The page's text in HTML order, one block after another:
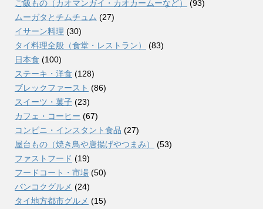
ご飯もの（カオマンガイ・カオカームーなど）
(93)
ムーガタとチムチュム (27)
イサーン料理 (30)
タイ料理全般（食堂・レストラン）
(83)
日本食 (100)
ステーキ・洋食 (128)
ブレックファースト (86)
スイーツ・菓子 (23)
カフェ・コーヒー (67)
コンビニ・インスタント食品 (27)
屋台もの（焼き鳥や唐揚げやつまみ）
(53)
ファストフード (19)
フードコート・市場 (50)
バンコクグルメ (24)
タイ地方都市グルメ (15)